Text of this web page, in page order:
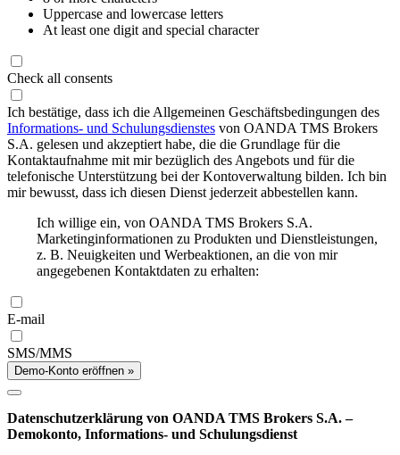
Uppercase and lowercase letters
At least one digit and special character
Check all consents
Ich bestätige, dass ich die Allgemeinen Geschäftsbedingungen des
Informations- und Schulungsdienstes von OANDA TMS Brokers
S.A. gelesen und akzeptiert habe, die die Grundlage für die
Kontaktaufnahme mit mir bezüglich des Angebots und für die
telefonische Unterstützung bei der Kontoverwaltung bilden. Ich bin
mir bewusst, dass ich diesen Dienst jederzeit abbestellen kann.
Ich willige ein, von OANDA TMS Brokers S.A.
Marketinginformationen zu Produkten und Dienstleistungen,
z. B. Neuigkeiten und Werbeaktionen, an die von mir
angegebenen Kontaktdaten zu erhalten:
E-mail
SMS/MMS
Demo-Konto eröffnen »
Datenschutzerklärung von OANDA TMS Brokers S.A. –
Demokonto, Informations- und Schulungsdienst